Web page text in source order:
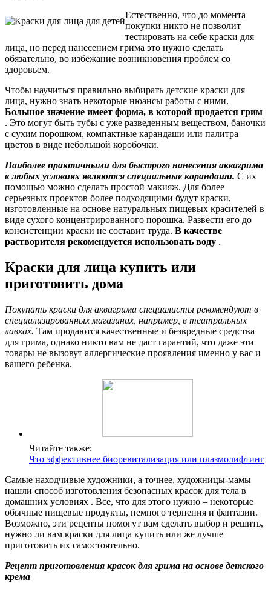
Естественно, что до момента
покупки никто не позволит
тестировать на себе краски для
лица, но перед нанесением грима это нужно сделать
обязательно, во избежание возникновения проблем со
здоровьем.
Чтобы научиться правильно выбирать детские краски для
лица, нужно знать некоторые нюансы работы с ними.
Большое значение имеет форма, в которой продается грим
. Это могут быть тубы с уже разведенным веществом, баночки
с сухим порошком, компактные карандаши или палитра
цветов в виде небольшой коробочки.
Наиболее практичными для быстрого нанесения аквагрима
в любых условиях являются специальные карандаши. С их
помощью можно сделать простой макияж. Для более
серьезных проектов более подходящими будут краски,
изготовленные на основе натуральных пищевых красителей в
виде сухого концентрированного порошка. Развести его до
консистенции краски не составит труда. В качестве
растворителя рекомендуется использовать воду .
Краски для лица купить или
приготовить дома
Покупать краски для аквагрима специалисты рекомендуют в
специализированных магазинах, например, в театральных
лавках. Там продаются качественные и безвредные средства
для грима, однако никто вам не даст гарантий, что даже эти
товары не вызовут аллергические проявления именно у вас и
вашего ребенка.
Читайте также:
Что эффективнее биоревитализация или плазмолифтинг
Самые находчивые художники, а точнее, художницы-мамы
нашли способ изготовления безопасных красок для тела в
домашних условиях . Все, что для этого нужно – некоторые
обычные пищевые продукты, немного терпения и фантазии.
Возможно, эти рецепты помогут вам сделать выбор и решить,
нужно ли вам краски для лица купить или же лучше
приготовить их самостоятельно.
Рецепт приготовления красок для грима на основе детского
крема